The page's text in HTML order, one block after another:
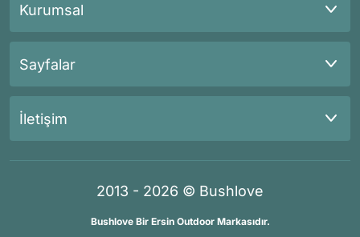
Kurumsal
Sayfalar
İletişim
2013 - 2026 © Bushlove
Bushlove Bir Ersin Outdoor Markasıdır.